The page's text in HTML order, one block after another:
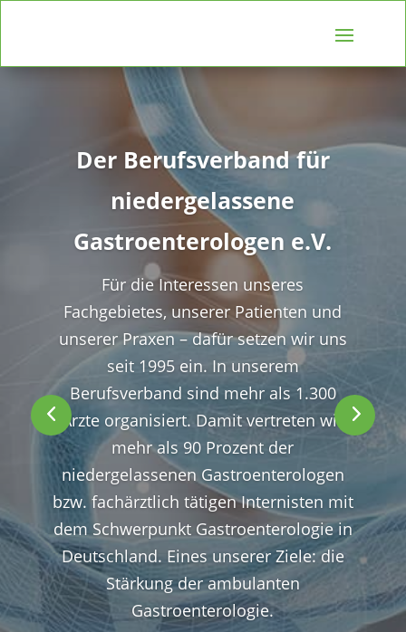
Der Berufsverband für
niedergelassene
Gastroenterologen e.V.
Für die Interessen unseres
Fachgebietes, unserer Patienten und
unserer Praxen – dafür setzen wir uns
seit 1995 ein. In unserem
Berufsverband sind mehr als 1.300
Ärzte organisiert. Damit vertreten wir
mehr als 90 Prozent der
niedergelassenen Gastroenterologen
bzw. fachärztlich tätigen Internisten mit
dem Schwerpunkt Gastroenterologie in
Deutschland. Eines unserer Ziele: die
Stärkung der ambulanten
Gastroenterologie.